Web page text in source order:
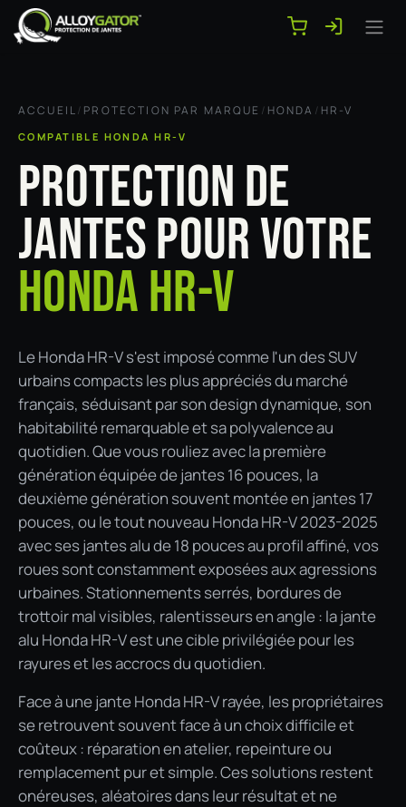
Se rendre au contenu
ACCUEIL/ PROTECTION PAR MARQUE / HONDA / HR-V
COMPATIBLE HONDA HR-V
PROTECTION DE
JANTES POUR VOTRE
HONDA HR-V
Le Honda HR-V s'est imposé comme l'un des SUV
urbains compacts les plus appréciés du marché
français, séduisant par son design dynamique, son
habitabilité remarquable et sa polyvalence au
quotidien. Que vous rouliez avec la première
génération équipée de jantes 16 pouces, la
deuxième génération souvent montée en jantes 17
pouces, ou le tout nouveau Honda HR-V 2023-2025
avec ses jantes alu de 18 pouces au profil affiné, vos
roues sont constamment exposées aux agressions
urbaines. Stationnements serrés, bordures de
trottoir mal visibles, ralentisseurs en angle : la jante
alu Honda HR-V est une cible privilégiée pour les
rayures et les accrocs du quotidien.
Face à une jante Honda HR-V rayée, les propriétaires
se retrouvent souvent face à un choix difficile et
coûteux : réparation en atelier, repeinture ou
remplacement pur et simple. Ces solutions restent
onéreuses, aléatoires dans leur résultat et ne